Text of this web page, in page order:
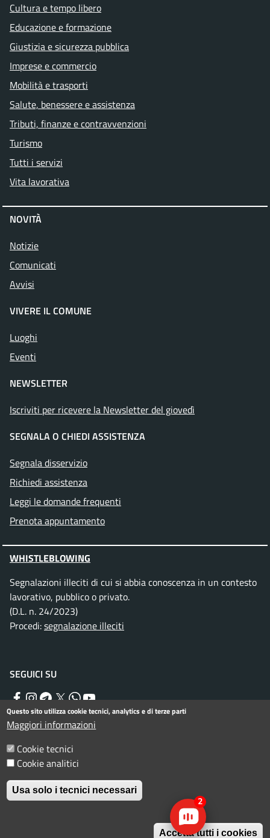
Cultura e tempo libero
Educazione e formazione
Giustizia e sicurezza pubblica
Imprese e commercio
Mobilità e trasporti
Salute, benessere e assistenza
Tributi, finanze e contravvenzioni
Turismo
Tutti i servizi
Vita lavorativa
NOVITÀ
Notizie
Comunicati
Avvisi
VIVERE IL COMUNE
Luoghi
Eventi
NEWSLETTER
Iscriviti per ricevere la Newsletter del giovedì
SEGNALA O CHIEDI ASSISTENZA
Segnala disservizio
Richiedi assistenza
Leggi le domande frequenti
Prenota appuntamento
WHISTLEBLOWING
Segnalazioni illeciti di cui si abbia conoscenza in un contesto
lavorativo, pubblico o privato.
(D.L. n. 24/2023)
Procedi:segnalazione illeciti
SEGUICI SU
Facebook
Instagram
Telegram
TwitterWhatsApp
YouTube
Menu piè di pagina
Informativa privacy
Dichiarazione di accessibilità
© Comune di Rimini. Tutti i diritti riservati.
Questo sito utilizza cookie tecnici, analytics e di terze parti
Maggiori informazioni
Cookie tecnici
Cookie analitici
Usa solo i tecnici necessari
Accetta tutti i cookies
2